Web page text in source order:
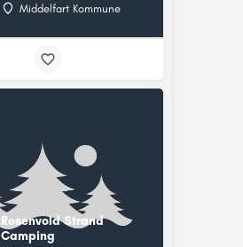
Middelfart Kommune
Rosenvold Strand
Camping